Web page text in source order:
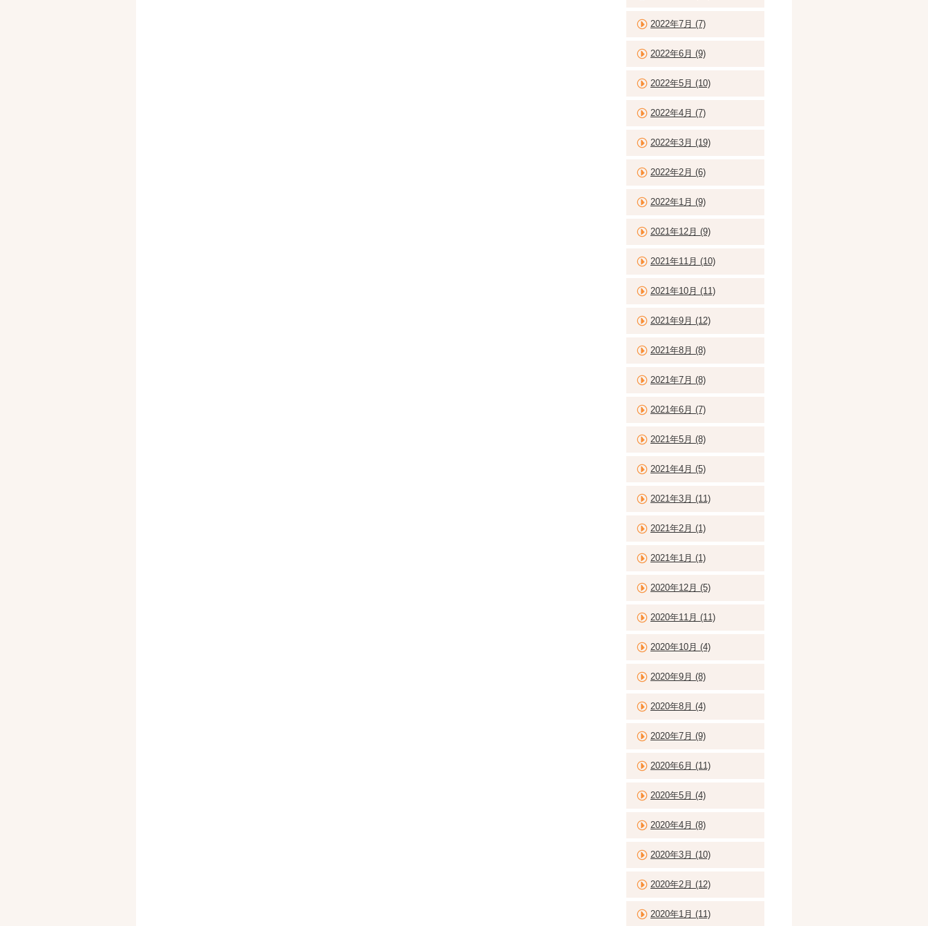
2022年7月 (7)
2022年6月 (9)
2022年5月 (10)
2022年4月 (7)
2022年3月 (19)
2022年2月 (6)
2022年1月 (9)
2021年12月 (9)
2021年11月 (10)
2021年10月 (11)
2021年9月 (12)
2021年8月 (8)
2021年7月 (8)
2021年6月 (7)
2021年5月 (8)
2021年4月 (5)
2021年3月 (11)
2021年2月 (1)
2021年1月 (1)
2020年12月 (5)
2020年11月 (11)
2020年10月 (4)
2020年9月 (8)
2020年8月 (4)
2020年7月 (9)
2020年6月 (11)
2020年5月 (4)
2020年4月 (8)
2020年3月 (10)
2020年2月 (12)
2020年1月 (11)